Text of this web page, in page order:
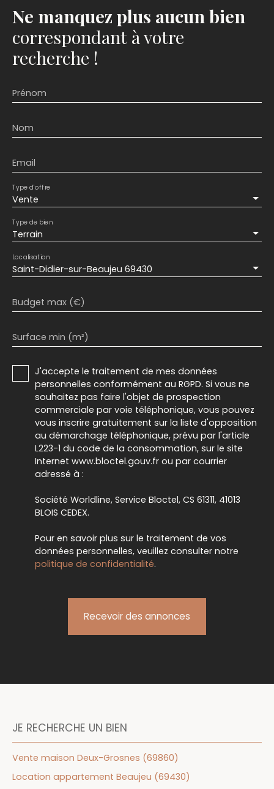
Ne manquez plus aucun bien
correspondant à votre
recherche !
Prénom
Nom
Email
Vente
Type d'offre
Terrain
Type de bien
Saint-Didier-sur-Beaujeu 69430
Localisation
Budget max (€)
Surface min (m²)
J'accepte le traitement de mes données
personnelles conformément au RGPD. Si vous ne
souhaitez pas faire l'objet de prospection
commerciale par voie téléphonique, vous pouvez
vous inscrire gratuitement sur la liste d'opposition
au démarchage téléphonique, prévu par l'article
L223-1 du code de la consommation, sur le site
Internet www.bloctel.gouv.fr ou par courrier
adressé à :
Société Worldline, Service Bloctel, CS 61311, 41013
BLOIS CEDEX.
Pour en savoir plus sur le traitement de vos
données personnelles, veuillez consulter notre
politique de confidentialité.
Recevoir des annonces
JE RECHERCHE UN BIEN
Vente maison Deux-Grosnes (69860)
Location appartement Beaujeu (69430)